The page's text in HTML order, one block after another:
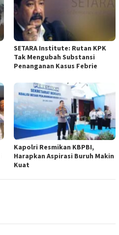
SETARA Institute: Rutan KPK
Tak Mengubah Substansi
Penanganan Kasus Febrie
Kapolri Resmikan KBPBI,
Harapkan Aspirasi Buruh Makin
Kuat